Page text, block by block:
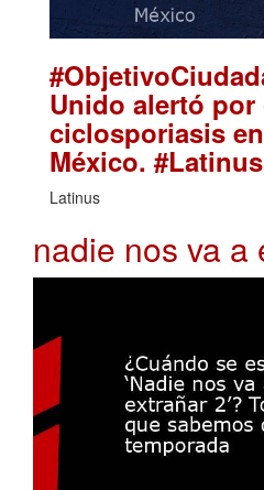
Unido alertó por
ciclosporiasis
México. #Latinus
Latinus
nadie nos va a